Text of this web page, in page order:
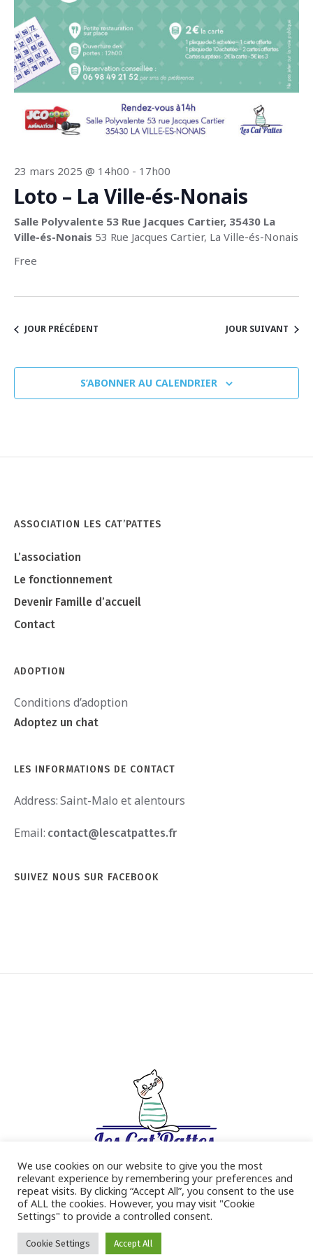
a
v
i
g
a
o
v
u
e
É
e
s
É
v
n
a
t
e
.
23 mars 2025 @ 14h00 - 17h00
Loto – La Ville-és-Nonais
Salle Polyvalente 53 Rue Jacques Cartier, 35430 La
Ville-és-Nonais 53 Rue Jacques Cartier, La Ville-és-Nonais
Free
JOUR PRÉCÉDENT JOUR SUIVANT
S’ABONNER AU CALENDRIER
ASSOCIATION LES CAT’PATTES
L’association
Le fonctionnement
Devenir Famille d’accueil
Contact
ADOPTION
Conditions d’adoption
Adoptez un chat
LES INFORMATIONS DE CONTACT
Address:Saint-Malo et alentours
Email: contact@lescatpattes.fr
SUIVEZ NOUS SUR FACEBOOK
We use cookies on our website to give you the most
relevant experience by remembering your preferences and
repeat visits. By clicking “Accept All”, you consent to the use
of ALL the cookies. However, you may visit "Cookie
Settings" to provide a controlled consent.
Cookie Settings Accept All